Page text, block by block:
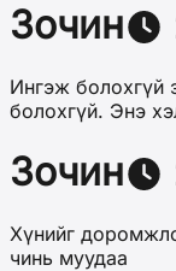
Зочин
Ингэж болохгүй
болохгүй. Энэ
Зочин
Хүнийг
чинь муудаа